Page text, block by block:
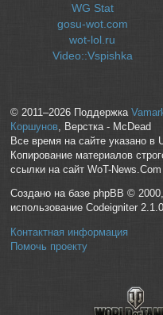
WG Stat
gosu-wot.com
wot-lol.ru
Video::Vspishka
© 2011–2026 Поддержка
Коршунов, Верстка - McDead
Все время на сайте указано в
Копирование материалов
ссылки на сайт WoT-News.Com
Создано на базе phpBB ©
использование Codeigniter 2.1.0
Контактная информация
Помочь проекту